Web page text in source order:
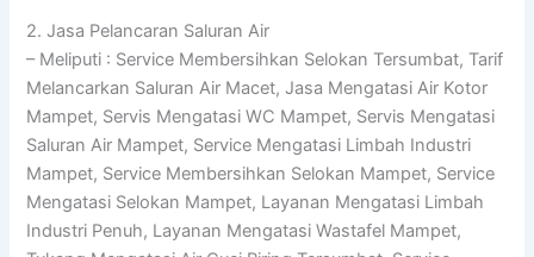
2. Jasa Pelancaran Saluran Air
– Meliputi : Service Membersihkan Selokan Tersumbat, Tarif
Melancarkan Saluran Air Macet, Jasa Mengatasi Air Kotor
Mampet, Servis Mengatasi WC Mampet, Servis Mengatasi
Saluran Air Mampet, Service Mengatasi Limbah Industri
Mampet, Service Membersihkan Selokan Mampet, Service
Mengatasi Selokan Mampet, Layanan Mengatasi Limbah
Industri Penuh, Layanan Mengatasi Wastafel Mampet,